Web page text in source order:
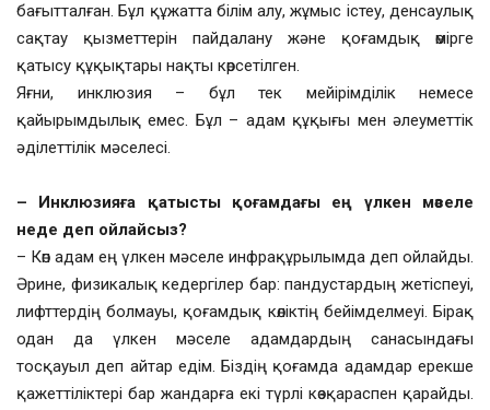
бағытталған. Бұл құжатта білім алу, жұмыс істеу, денсаулық
сақтау қызметтерін пайдалану және қоғамдық өмірге
қатысу құқықтары нақты көрсетілген.
Яғни, инклюзия – бұл тек мейірімділік немесе
қайырымдылық емес. Бұл – адам құқығы мен әлеуметтік
әділеттілік мәселесі.
– Инклюзияға қатысты қоғамдағы ең үлкен мәселе
неде деп ойлайсыз?
– Көп адам ең үлкен мәселе инфрақұрылымда деп ойлайды.
Әрине, физикалық кедергілер бар: пандустардың жетіспеуі,
лифттердің болмауы, қоғамдық көліктің бейімделмеуі. Бірақ
одан да үлкен мәселе адамдардың санасындағы
тосқауыл деп айтар едім. Біздің қоғамда адамдар ерекше
қажеттіліктері бар жандарға екі түрлі көзқараспен қарайды.